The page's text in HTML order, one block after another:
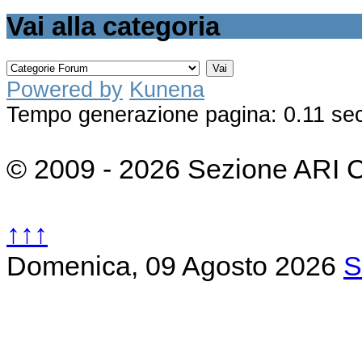
Vai alla categoria
Powered by Kunena
Tempo generazione pagina: 0.11
© 2009 - 2026 Sezione ARI
↑↑↑
Domenica, 09 Agosto 2026